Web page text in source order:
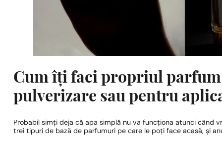
Cum îți faci propriul
pulverizare sau pentru
Probabil simți deja că apa simplă nu va funcționa atunci când
trei tipuri de bază de parfumuri pe care le poți face acasă, și